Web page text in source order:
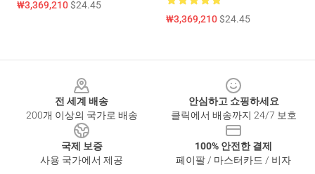
₩3,369,210$24.45
₩3,369,210$24.45
전 세계 배송
200개 이상의 국가로 배송
안심하고 쇼핑하세요
클릭에서 배송까지 24/7 보호
국제 보증
사용 국가에서 제공
100% 안전한 결제
페이팔 / 마스터카드 / 비자